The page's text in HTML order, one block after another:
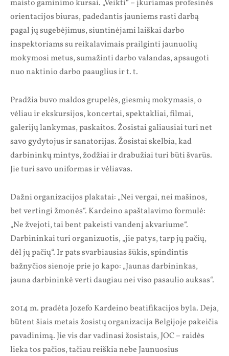
maisto gaminimo kursai. „Veikti“ – įkuriamas profesinės
orientacijos biuras, padedantis jauniems rasti darbą
pagal jų sugebėjimus, siuntinėjami laiškai darbo
inspektoriams su reikalavimais prailginti jaunuolių
mokymosi metus, sumažinti darbo valandas, apsaugoti
nuo naktinio darbo paauglius ir t. t.
Pradžia buvo maldos grupelės, giesmių mokymasis, o
vėliau ir ekskursijos, koncertai, spektakliai, filmai,
galerijų lankymas, paskaitos. Žosistai galiausiai turi net
savo gydytojus ir sanatorijas. Žosistai skelbia, kad
darbininkų mintys, žodžiai ir drabužiai turi būti švarūs.
Jie turi savo uniformas ir vėliavas.
Dažni organizacijos plakatai: „Nei vergai, nei mašinos,
bet vertingi žmonės“. Kardeino apaštalavimo formulė:
„Ne žvejoti, tai bent pakeisti vandenį akvariume“.
Darbininkai turi organizuotis, „jie patys, tarp jų pačių,
dėl jų pačių“. Ir pats svarbiausias šūkis, spindintis
bažnyčios sienoje prie jo kapo: „Jaunas darbininkas,
jauna darbininkė verti daugiau nei viso pasaulio auksas“.
2014 m. pradėta Jozefo Kardeino beatifikacijos byla. Deja,
būtent šiais metais žosistų organizacija Belgijoje pakeičia
pavadinimą. Jie vis dar vadinasi žosistais, JOC – raidės
lieka tos pačios, tačiau reiškia nebe Jaunuosius